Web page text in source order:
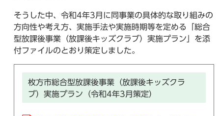
そうした中、令和4年3月に同事業の具体的な取り組みの
方向性や考え方、実施手法や実施時期等を定める「総合
型放課後事業（放課後キッズクラブ）実施プラン」を添
付ファイルのとおり策定しました。
枚方市総合型放課後事業（放課後キッズクラ
ブ）実施プラン（令和4年3月策定）